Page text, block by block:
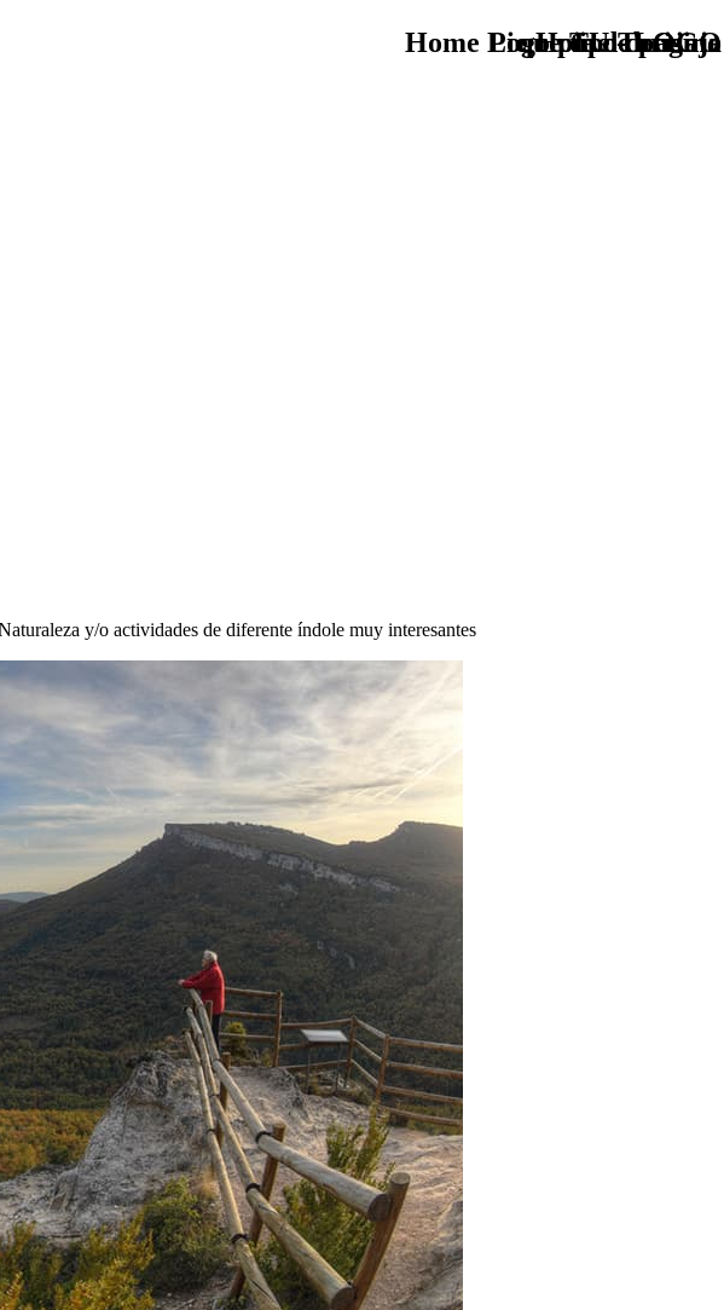
TU - LOGO
y/o actividades de diferente índole muy interesantes
que tipo de viaje
Home Logo pie de página
Pie Home Turismo